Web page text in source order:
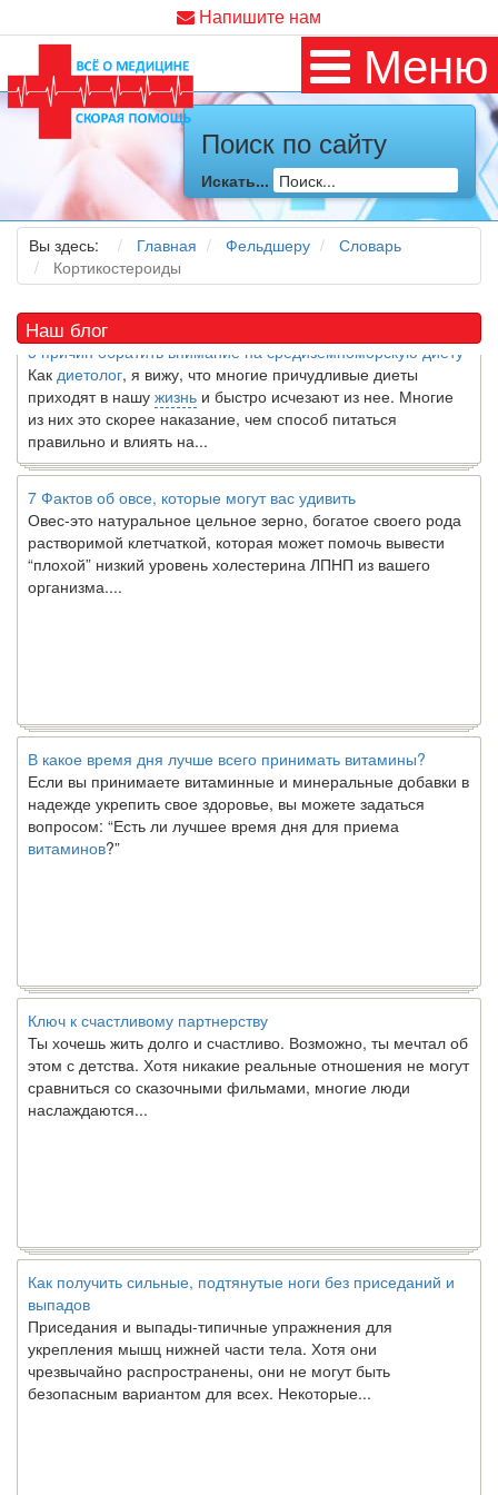
Напишите нам
Меню
Поиск по сайту
Искать...
Вы здесь: Главная Фельдшеру
Словарь
Кортикостероиды
Наш блог
Как я заболел во время локдауна?
Это странная ситуация: вы соблюдали все меры
предосторожности COVID-19 (вы почти все время дома),
но, тем не менее, вы каким-то образом простудились. Вы
можете задаться...
5 причин обратить внимание на средиземноморскую диету
Какдиетолог, я вижу, что многие причудливые диеты
приходят в нашужизньи быстро исчезают из нее. Многие
из них это скорее наказание, чем способ питаться
правильно и влиять на...
7 Фактов об овсе, которые могут вас удивить
Овес-это натуральное цельное зерно, богатое своего рода
растворимой клетчаткой, которая может помочь вывести
“плохой” низкий уровень холестерина ЛПНП из вашего
организма....
В какое время дня лучше всего принимать витамины?
Если вы принимаете витаминные и минеральные добавки в
надежде укрепить свое здоровье, вы можете задаться
вопросом: “Есть ли лучшее время дня для приема
витаминов ?”
Ключ к счастливому партнерству
Ты хочешь жить долго и счастливо. Возможно, ты мечтал об
этом с детства. Хотя никакие реальные отношения не могут
сравниться со сказочными фильмами, многие люди
наслаждаются...
Как получить сильные, подтянутые ноги без приседаний и
выпадов
Приседания и выпады-типичные упражнения для
укрепления мышц нижней части тела. Хотя они
чрезвычайно распространены, они не могут быть
безопасным вариантом для всех. Некоторые...